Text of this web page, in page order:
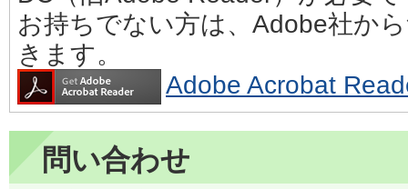
お持ちでない方は、Adobe社か
きます。
Adobe Acrobat
問い合わせ